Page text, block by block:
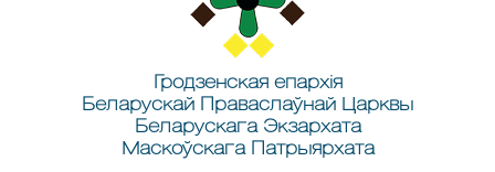
Гродзенская епархія
Беларускай Праваслаўнай Царквы
Беларускага Экзархата
Маскоўскага Патрыярхата